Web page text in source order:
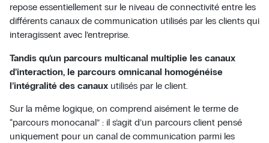
repose essentiellement sur le niveau de connectivité entre les
différents canaux de communication utilisés par les clients qui
interagissent avec l’entreprise.
Tandis qu’un parcours multicanal multiplie les canaux
d’interaction, le parcours omnicanal homogénéise
l’intégralité des canauxutilisés par le client.
Sur la même logique, on comprend aisément le terme de
“parcours monocanal” : il s’agit d’un parcours client pensé
uniquement pour un canal de communication parmi les